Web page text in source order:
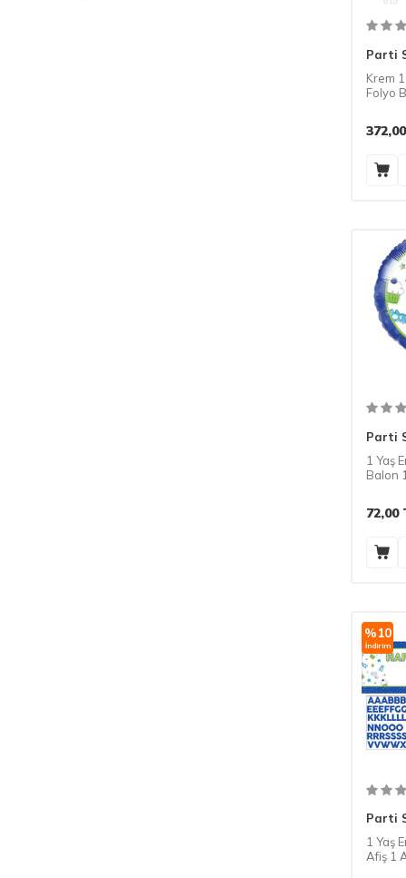
Parti
Krem
Folyo
372,00
Parti
1 Yaş
Balon
72,00
%10
İndirim
Parti
1 Yaş
Afiş 1